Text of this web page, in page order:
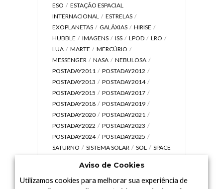
ESO
ESTAÇÃO ESPACIAL
INTERNACIONAL
ESTRELAS
EXOPLANETAS
GALÁXIAS
HIRISE
HUBBLE
IMAGENS ISS LPOD
LRO
LUA
MARTE
MERCÚRIO
MESSENGER
NASA
NEBULOSA
POSTADAY2011
POSTADAY2012
POSTADAY2013
POSTADAY2014
POSTADAY2015
POSTADAY2017
POSTADAY2018
POSTADAY2019
POSTADAY2020
POSTADAY2021
POSTADAY2022
POSTADAY2023
POSTADAY2024
POSTADAY2025
SATURNO
SISTEMA SOLAR SOL
SPACE
UNIVERSO
VÍDEO
Aviso de Cookies
Utilizamos cookies para melhorar sua experiência de